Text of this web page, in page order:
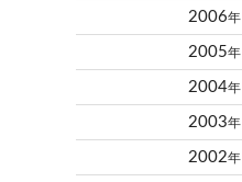
2006年
2005年
2004年
2003年
2002年